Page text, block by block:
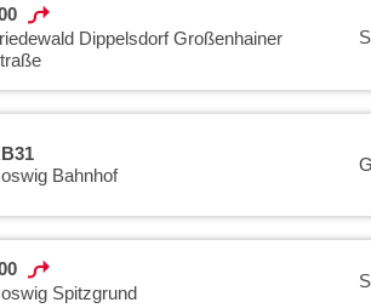
Dippelsdorf Großenhainer
Bahnhof
Spitzgrund